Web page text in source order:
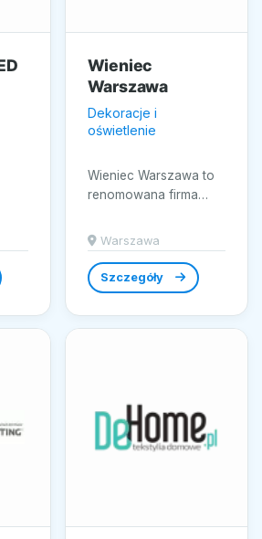
Wieniec
Warszawa
Dekoracje i
oświetlenie
Wieniec Warszawa to
renomowana firma
usługach florystyki
pogrzebowej na
terenie...
Warszawa
Szczegóły